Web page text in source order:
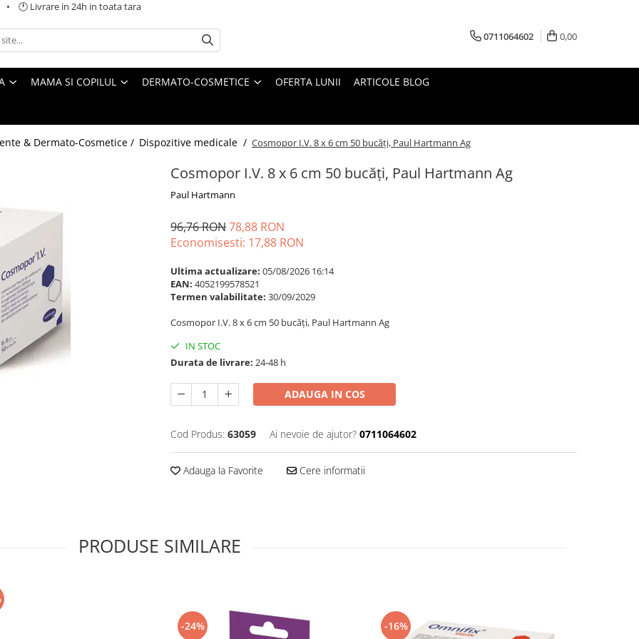
• 🕐 Livrare in 24h in toata tara
0711064602 0,00
MAMA SI COPILUL DERMATO-COSMETICE OFERTA LUNII ARTICOLE BLOG
& Dermato-Cosmetice / Dispozitive medicale / Cosmopor I.V. 8 x 6 cm 50 bucăți, Paul Hartmann Ag
Cosmopor I.V. 8 x 6 cm 50 bucăți, Paul Hartmann Ag
Paul Hartmann
96,76 RON78,88 RON
Economisesti: 17,88 RON
Ultima actualizare: 05/08/2026 16:14
EAN: 4052199578521
Termen valabilitate: 30/09/2029
Cosmopor I.V. 8 x 6 cm 50 bucăți, Paul Hartmann Ag
IN STOC
Durata de livrare: 24-48 h
ADAUGA IN COS
Cod Produs: 63059 Ai nevoie de ajutor? 0711064602
Adauga la Favorite Cere informatii
PRODUSE SIMILARE
-24% -16%